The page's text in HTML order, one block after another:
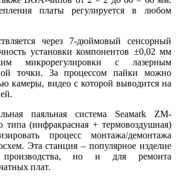
платы регулируется в любом
через 7-дюймовый сенсорный
установки компонентов ±0,02 мм
микрорегулировки с лазерным
точки. За процессом пайки можно
камеры, видео с которой выводится на
паяльная система Seaмark ZM-
ти­па (инфракрасная + термовоздушная)
процесс монтажа/демонтажа
Эта станция – популярное изделие
но и для ремонта
плат.